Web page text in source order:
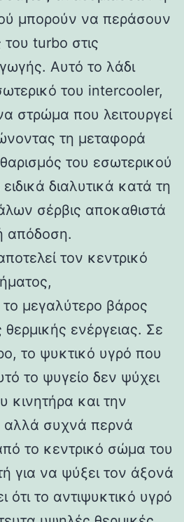
μπορούν να περάσουν
του turbo στις
Αυτό το λάδι
του intercooler,
στρώμα που λειτουργεί
τη μεταφορά
του εσωτερικού
διαλυτικά κατά τη
σέρβις αποκαθιστά
απόδοση.
τον κεντρικό
μεγαλύτερο βάρος
ενέργειας. Σε
το ψυκτικό υγρό που
το ψυγείο δεν ψύχει
κινητήρα και την
αλλά συχνά περνά
το κεντρικό σώμα του
για να ψύξει τον άξονά
ότι το αντιψυκτικό υγρό